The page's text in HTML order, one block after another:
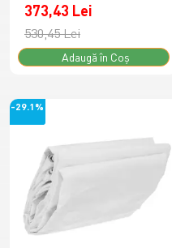
373,43 Lei
530,45 Lei
Adaugă în Coş
-29.1%